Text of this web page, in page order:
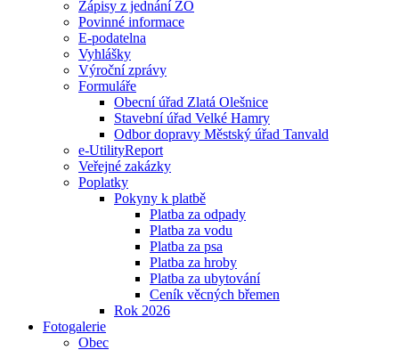
Zápisy z jednání ZO
Povinné informace
E-podatelna
Vyhlášky
Výroční zprávy
Formuláře
Obecní úřad Zlatá Olešnice
Stavební úřad Velké Hamry
Odbor dopravy Městský úřad Tanvald
e-UtilityReport
Veřejné zakázky
Poplatky
Pokyny k platbě
Platba za odpady
Platba za vodu
Platba za psa
Platba za hroby
Platba za ubytování
Ceník věcných břemen
Rok 2026
Fotogalerie
Obec